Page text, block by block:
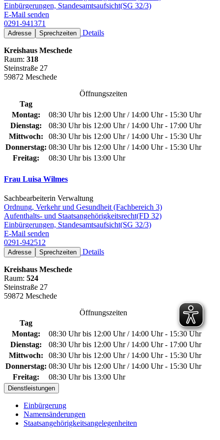
Einbürgerungen, Standesamtsaufsicht(SG 32/3)
E-Mail senden
0291-941371
Adresse Sprechzeiten Details
Kreishaus Meschede
Raum: 318
Steinstraße 27
59872 Meschede
Öffnungszeiten
Tag
Montag:
08:30 Uhr bis 12:00 Uhr / 14:00 Uhr - 15:30 Uhr
Dienstag:
08:30 Uhr bis 12:00 Uhr / 14:00 Uhr - 17:00 Uhr
Mittwoch:
08:30 Uhr bis 12:00 Uhr / 14:00 Uhr - 15:30 Uhr
Donnerstag: 08:30 Uhr bis 12:00 Uhr / 14:00 Uhr - 15:30 Uhr
Freitag:
08:30 Uhr bis 13:00 Uhr
Frau Luisa Wilmes
Sachbearbeiterin Verwaltung
Ordnung, Verkehr und Gesundheit (Fachbereich 3)
Aufenthalts- und Staatsangehörigkeitsrecht(FD 32)
Einbürgerungen, Standesamtsaufsicht(SG 32/3)
E-Mail senden
0291-942512
Adresse Sprechzeiten Details
Kreishaus Meschede
Raum: 524
Steinstraße 27
59872 Meschede
Öffnungszeiten
Tag
Montag:
08:30 Uhr bis 12:00 Uhr / 14:00 Uhr - 15:30 Uhr
Dienstag:
08:30 Uhr bis 12:00 Uhr / 14:00 Uhr - 17:00 Uhr
Mittwoch:
08:30 Uhr bis 12:00 Uhr / 14:00 Uhr - 15:30 Uhr
Donnerstag: 08:30 Uhr bis 12:00 Uhr / 14:00 Uhr - 15:30 Uhr
Freitag:
08:30 Uhr bis 13:00 Uhr
Dienstleistungen
Einbürgerung
Namensänderungen
Staatsangehörigkeitsangelegenheiten